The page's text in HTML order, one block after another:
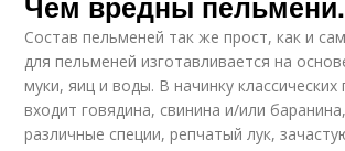
Состав пельменей так же прост, как и
для пельменей изготавливается на
муки, яиц и воды. В начинку классических
входит говядина, свинина и/или
различные специи, репчатый лук,